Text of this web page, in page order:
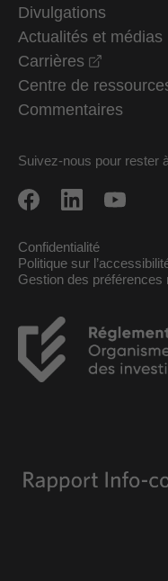
Divulgations
Actualités et médias
Carrières
Centre de
Commentaires
Suivez-nous pour rester
Confidentialité
Politique sur
Gestion des préférences